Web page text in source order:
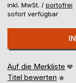
inkl. MwSt. / portofrei
sofort verfügbar
Auf die Merkliste
Titel bewerten